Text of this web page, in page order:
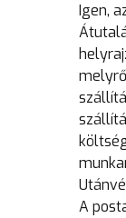
Igen,
A